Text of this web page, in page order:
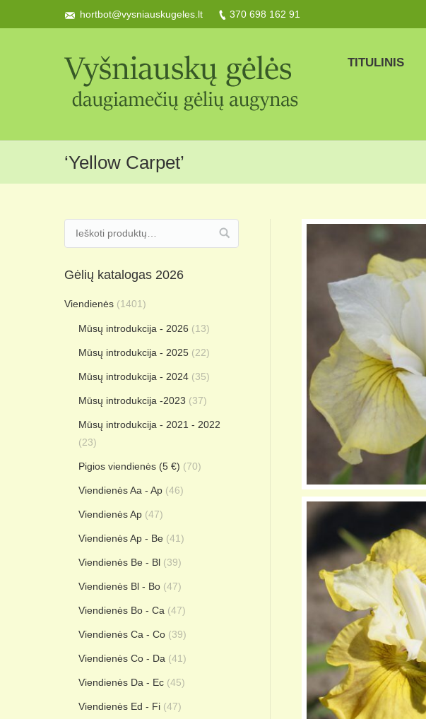
hortbot@vysniauskugeles.lt 370 698 162 91
TITULINIS
‘Yellow Carpet’
Gėlių katalogas 2026
Viendienės (1401)
Mūsų introdukcija - 2026 (13)
Mūsų introdukcija - 2025 (22)
Mūsų introdukcija - 2024 (35)
Mūsų introdukcija -2023 (37)
Mūsų introdukcija - 2021 - 2022
(23)
Pigios viendienės (5 €) (70)
Viendienės Aa - Ap (46)
Viendienės Ap (47)
Viendienės Ap - Be (41)
Viendienės Be - Bl (39)
Viendienės Bl - Bo (47)
Viendienės Bo - Ca (47)
Viendienės Ca - Co (39)
Viendienės Co - Da (41)
Viendienės Da - Ec (45)
Viendienės Ed - Fi (47)